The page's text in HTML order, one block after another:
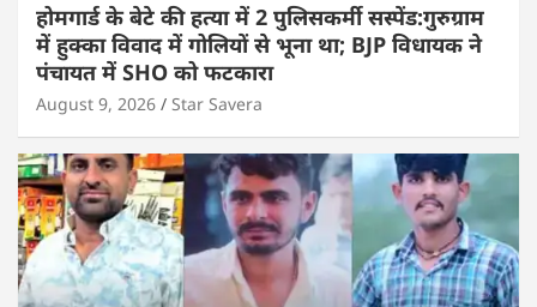
होमगार्ड के बेटे की हत्या में 2 पुलिसकर्मी सस्पेंड:गुरुग्राम
में हुक्का विवाद में गोलियों से भूना था; BJP विधायक ने
पंचायत में SHO को फटकारा
August 9, 2026 Star Savera